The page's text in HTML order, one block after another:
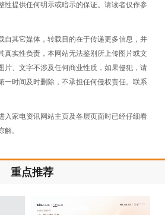
性提供任何明示或暗示的保证。请读者仅作参
自其它媒体，转载目的在于传递更多信息，并
真实性负责，本网站无法鉴别所上传图片或文
片、文字不涉及任何商业性质，如果侵犯，请
一时间及时删除，不承担任何侵权责任。联系
入家电资讯网站主页及各层页面时已经仔细看
。
重点推荐